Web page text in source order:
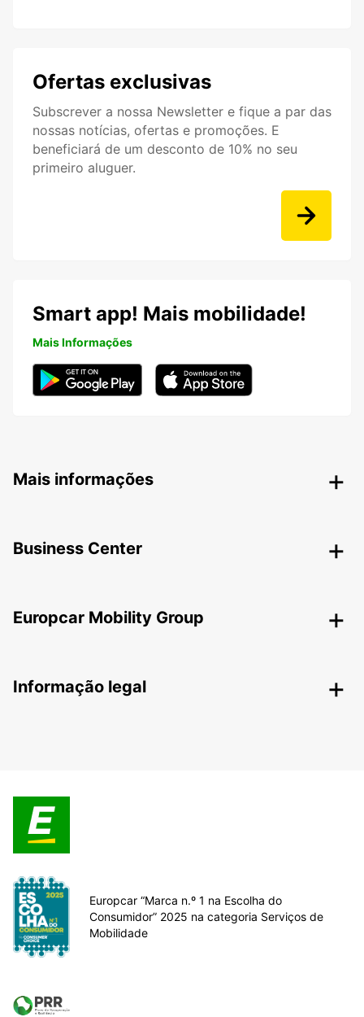
Ofertas exclusivas
Subscrever a nossa Newsletter e fique a par das
nossas notícias, ofertas e promoções. E
beneficiará de um desconto de 10% no seu
primeiro aluguer.
Smart app! Mais mobilidade!
Mais Informações
Mais informações
Business Center
Europcar Mobility Group
Informação legal
Europcar “Marca n.º 1 na Escolha do
Consumidor” 2025 na categoria Serviços de
Mobilidade